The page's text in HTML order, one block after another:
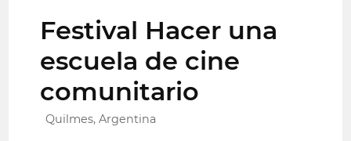
Festival Hacer una
escuela de cine
comunitario
Quilmes, Argentina